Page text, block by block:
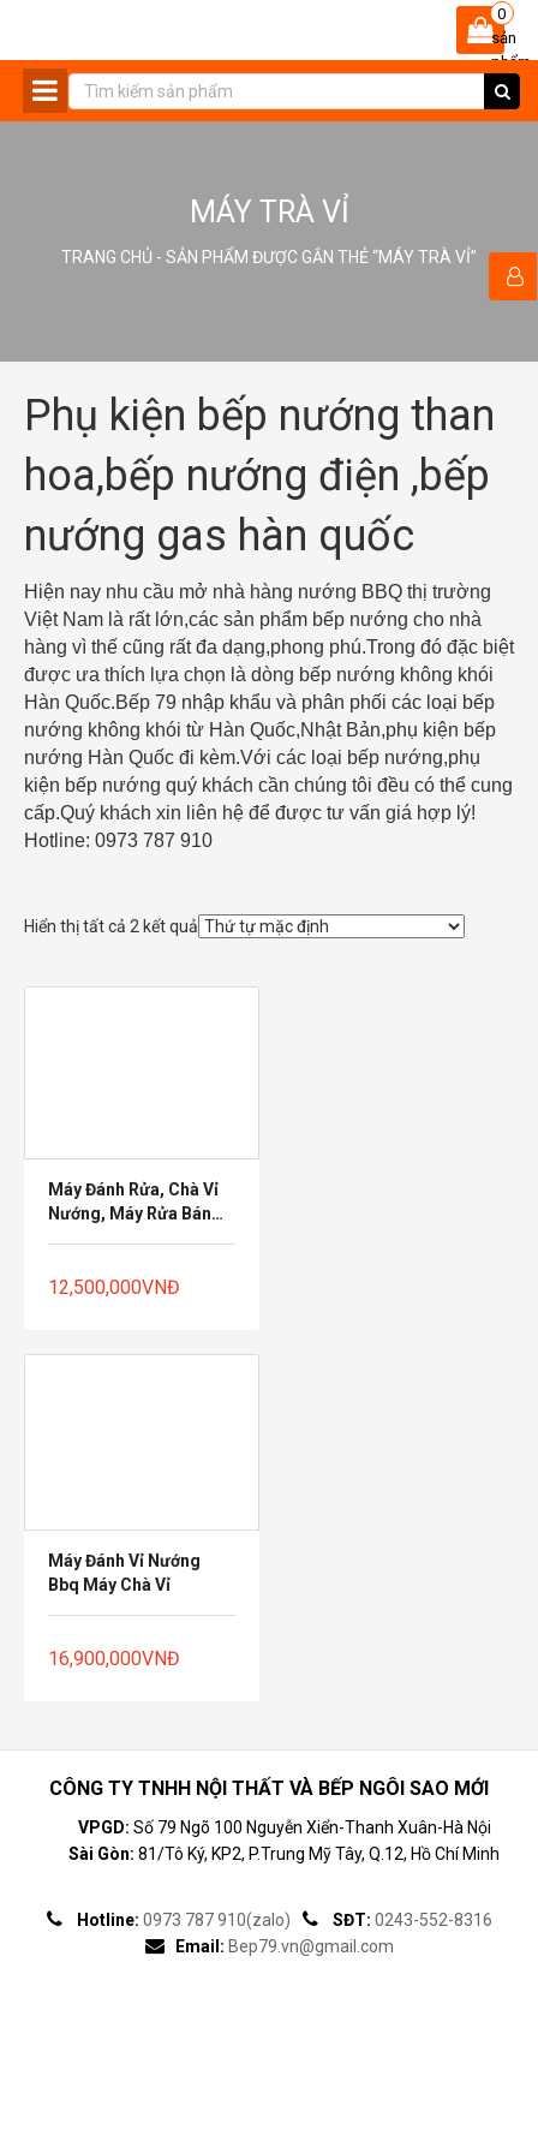
0
sản
phẩm
MÁY TRÀ VỈ
TRANG CHỦ - SẢN PHẨM ĐƯỢC GẮN THẺ “MÁY TRÀ VỈ”
Phụ kiện bếp nướng than
hoa,bếp nướng điện ,bếp
nướng gas hàn quốc
Hiện nay nhu cầu mở nhà hàng nướng BBQ thị trường
Việt Nam là rất lớn,các sản phẩm bếp nướng cho nhà
hàng vì thế cũng rất đa dạng,phong phú.Trong đó đặc biệt
được ưa thích lựa chọn là dòng bếp nướng không khói
Hàn Quốc.Bếp 79 nhập khẩu và phân phối các loại bếp
nướng không khói từ Hàn Quốc,Nhật Bản,phụ kiện bếp
nướng Hàn Quốc đi kèm.Với các loại bếp nướng,phụ
kiện bếp nướng quý khách cần chúng tôi đều có thể cung
cấp.Quý khách xin liên hệ để được tư vấn giá hợp lý!
Hotline: 0973 787 910
Hiển thị tất cả 2 kết quả
Máy Đánh Rửa, Chà Vỉ
Nướng, Máy Rửa Bán
Nướng Hàn Quốc
12,500,000VNĐ
Máy Đánh Vỉ Nướng
Bbq Máy Chà Vỉ
16,900,000VNĐ
CÔNG TY TNHH NỘI THẤT VÀ BẾP NGÔI SAO MỚI
VPGD: Số 79 Ngõ 100 Nguyễn Xiển-Thanh Xuân-Hà Nội
Sài Gòn: 81/Tô Ký, KP2, P.Trung Mỹ Tây, Q.12, Hồ Chí Minh
Hotline: 0973 787 910(zalo) SĐT: 0243-552-8316
Email: Bep79.vn@gmail.com